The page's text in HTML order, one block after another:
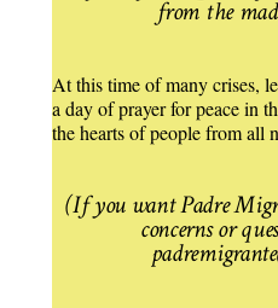
from the
At this time of many crises,
a day of prayer for peace in
the hearts of people from all
(If you want Padre
concerns or